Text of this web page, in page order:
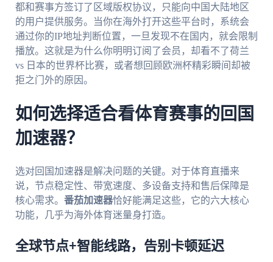
都和赛事方签订了区域版权协议，只能向中国大陆地区
的用户提供服务。当你在海外打开这些平台时，系统会
通过你的IP地址判断位置，一旦发现不在国内，就会限制
播放。这就是为什么你明明订阅了会员，却看不了荷兰
vs 日本的世界杯比赛，或者想回顾欧洲杯精彩瞬间却被
拒之门外的原因。
如何选择适合看体育赛事的回国
加速器？
选对回国加速器是解决问题的关键。对于体育直播来
说，节点稳定性、带宽速度、多设备支持和售后保障是
核心需求。 番茄加速器恰好能满足这些，它的六大核心
功能，几乎为海外体育迷量身打造。
全球节点+智能线路，告别卡顿延迟